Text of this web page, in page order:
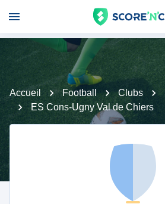
Accueil Football Clubs
ES Cons-Ugny Val de Chiers